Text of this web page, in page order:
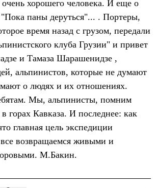
хорошего человека. И еще о
паны деруться"... . Портеры,
время назад с грузом, передали
клуба Грузии" и привет
и Тамаза Шарашенидзе ,
альпинистов, которые не думают
о людях и их отношениях.
Мы, альпинисты, помним
горах Кавказа. И последнее: как
главная цель экспедиции
возвращаемся живыми и
М.Бакин.